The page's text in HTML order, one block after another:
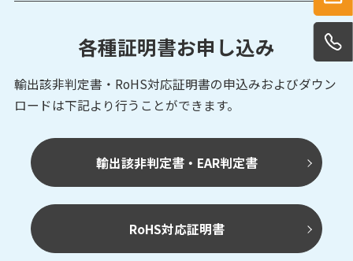
各種証明書お申し込み
輸出該非判定書・RoHS対応証明書の申込みおよびダウン
ロードは下記より行うことができます。
輸出該非判定書・EAR判定書
RoHS対応証明書